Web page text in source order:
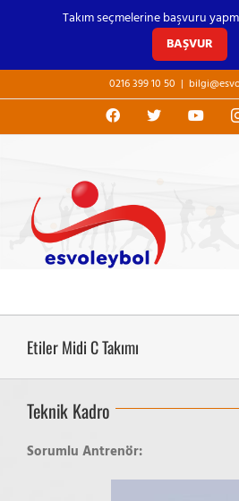
to
0216 399 10 50 |
Facebook
X
Etiler Midi C Takımı
Teknik Kadro
Sorumlu Antrenör:
Takım seçmelerine başvuru
BAŞVUR